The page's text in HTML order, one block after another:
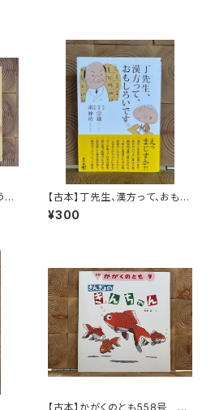
ぶ
【古本】丁先生、漢方って、おもし
ろいです。
¥300
【古本】かがくのとも558号 き